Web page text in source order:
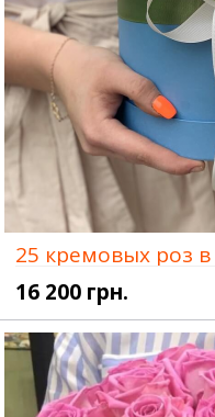
25 кремовых роз
16 200 грн.